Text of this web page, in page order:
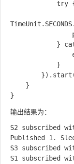
输出结果为：
S2 subscribed
Published 1.
S3 subscribed
S1 subscribed